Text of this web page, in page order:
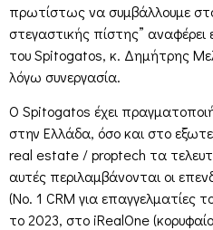
πρωτίστως να συμβάλλουμε
στεγαστικής πίστης”
του Spitogatos, κ. Δημήτρης
λόγω συνεργασία.
Ο Spitogatos έχει
στην Ελλάδα, όσο και στο
real estate / proptech τα
αυτές περιλαμβάνονται οι
(No. 1 CRM για επαγγελματίες
το 2023, στο iRealOne